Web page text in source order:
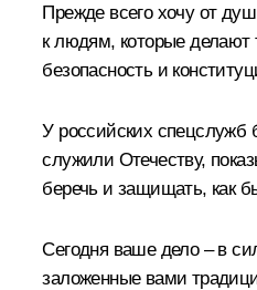
Прежде всего хочу от
к людям, которые делают
безопасность и
У российских спецслужб
служили Отечеству,
беречь и защищать, как
Сегодня ваше дело – в
заложенные вами